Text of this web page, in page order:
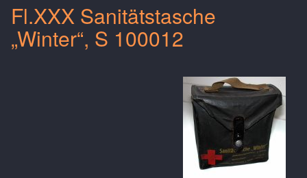
Fl.XXX Sanitätstasche
„Winter“, S 100012